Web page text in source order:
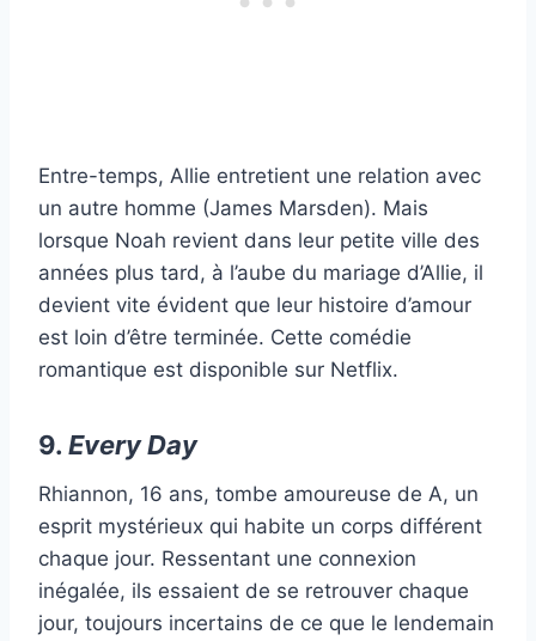
Entre-temps, Allie entretient une relation avec
un autre homme (James Marsden). Mais
lorsque Noah revient dans leur petite ville des
années plus tard, à l’aube du mariage d’Allie, il
devient vite évident que leur histoire d’amour
est loin d’être terminée. Cette comédie
romantique est disponible sur Netflix.
9. Every Day
Rhiannon, 16 ans, tombe amoureuse de A, un
esprit mystérieux qui habite un corps différent
chaque jour. Ressentant une connexion
inégalée, ils essaient de se retrouver chaque
jour, toujours incertains de ce que le lendemain